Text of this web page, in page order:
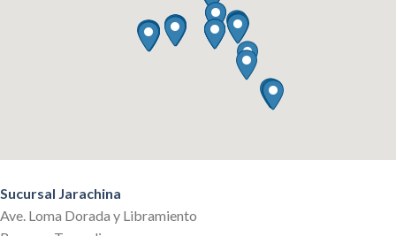
Sucursal Jarachina
Ave. Loma Dorada y Libramiento